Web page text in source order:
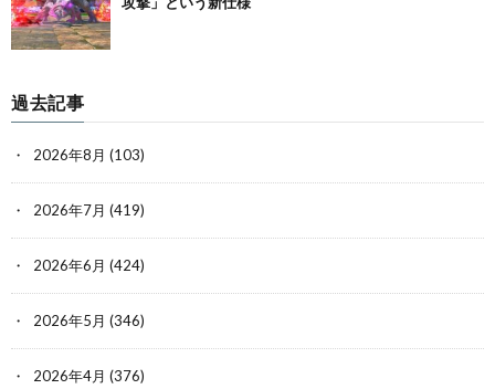
過去記事
2026年8月 (103)
2026年7月 (419)
2026年6月 (424)
2026年5月 (346)
2026年4月 (376)